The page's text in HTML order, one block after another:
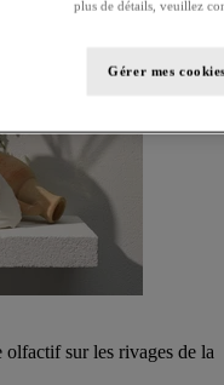
sur les rivages de la
plus de détails, veuillez
Gérer mes